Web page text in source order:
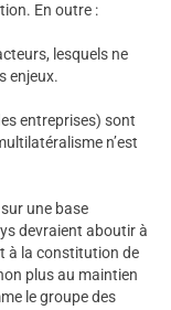
En outre :
lesquels ne
enjeux.
entreprises) sont
n’est
une base
devraient aboutir à
à la constitution de
plus au maintien
le groupe des